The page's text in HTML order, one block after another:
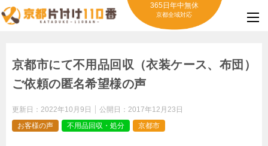
365日年中無休
京都全域対応
京都市にて不用品回収（衣装ケース、布団）
ご依頼の匿名希望様の声
更新日： 2022年10月9日 公開日： 2017年12月23日
お客様の声
不用品回収・処分 京都市